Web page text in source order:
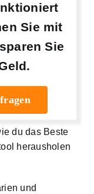
Sie mit
Sie
du das Beste
herausholen
und